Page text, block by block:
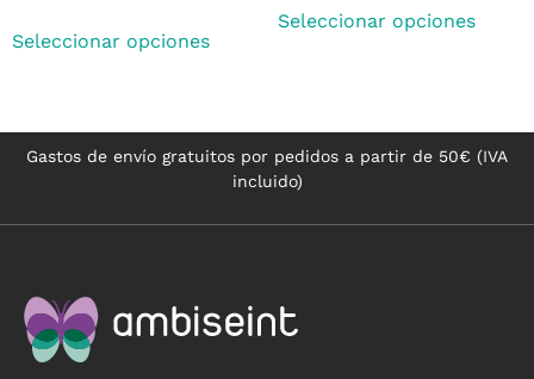
Seleccionar opciones
Seleccionar opciones
Gastos de envío gratuitos por pedidos a partir de 50€ (IVA
incluido)